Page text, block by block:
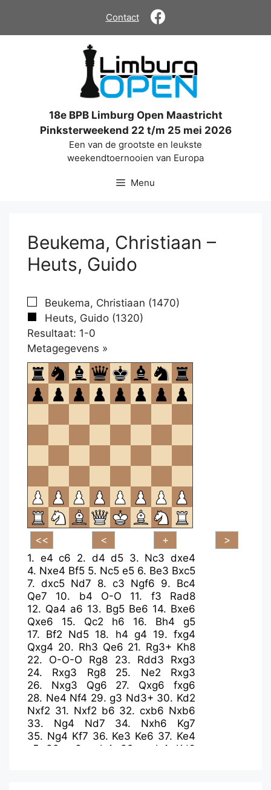
de
Contact
18e BPB Limburg Open Maastricht
Pinksterweekend 22 t/m 25 mei 2026
Een van de grootste en leukste
weekendtoernooien van Europa
Menu
Beukema, Christiaan –
Heuts, Guido
Beukema, Christiaan (1470)
Heuts, Guido (1320)
Resultaat: 1-0
Metagegevens »
om
te
openen.
1. e4 c6 2. d4 d5 3. Nc3 dxe4
4. Nxe4 Bf5 5. Nc5 e5 6. Be3 Bxc5
7. dxc5 Nd7 8. c3 Ngf6 9. Bc4
Qe7
10. b4 O-O 11. f3
Rad8
12. Qa4 a6 13. Bg5 Be6 14. Bxe6
Qxe6
15. Qc2 h6 16. Bh4
g5
17. Bf2 Nd5 18. h4 g4 19.fxg4
Qxg4 20. Rh3 Qe6 21. Rg3+ Kh8
22. O-O-O Rg8 23. Rdd3
Rxg3
24. Rxg3 Rg8 25. Ne2
Rxg3
26. Nxg3 Qg6 27. Qxg6
fxg6
28. Ne4 Nf4 29.g3 Nd3+ 30. Kd2
Nxf2 31. Nxf2 b6 32.cxb6 Nxb6
33. Ng4 Nd7 34. Nxh6
Kg7
35. Ng4 Kf7 36. Ke3 Ke6 37. Ke4
c5
38. a3 cxb4 39. axb4
Kd6